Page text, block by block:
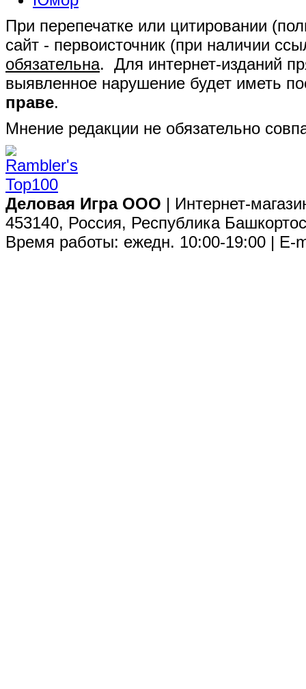
При перепечатке или цитировании
сайт - первоисточник (при наличии
обязательна. Для интернет-изданий
выявленное нарушение будет иметь
праве.
Мнение редакции не обязательно
Деловая Игра ООО | Интернет-
453140, Россия, Республика
Время работы: ежедн. 10:00-19:00 | E-